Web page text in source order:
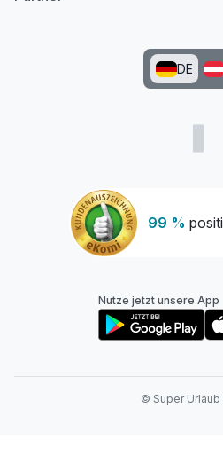
99 %
DE
Nutze jetzt unsere App
© Super Urlaub